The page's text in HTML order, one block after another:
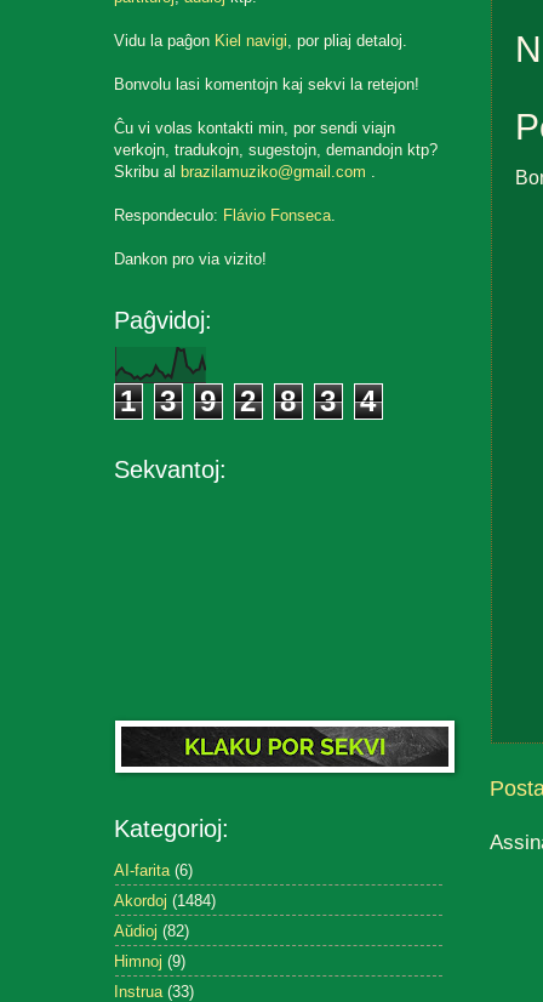
Vidu la paĝon Kiel navigi, por pliaj detaloj.
Bonvolu lasi komentojn kaj sekvi la retejon!
Ĉu vi volas kontakti min, por sendi viajn
verkojn, tradukojn, sugestojn, demandojn ktp?
Skribu al brazilamuziko@gmail.com .
Respondeculo: Flávio Fonseca.
Dankon pro via vizito!
Paĝvidoj:
1 3 9 2 8 3 4
Sekvantoj:
Kategorioj:
AI-farita (6)
Akordoj (1484)
Aŭdioj (82)
Himnoj (9)
Instrua (33)